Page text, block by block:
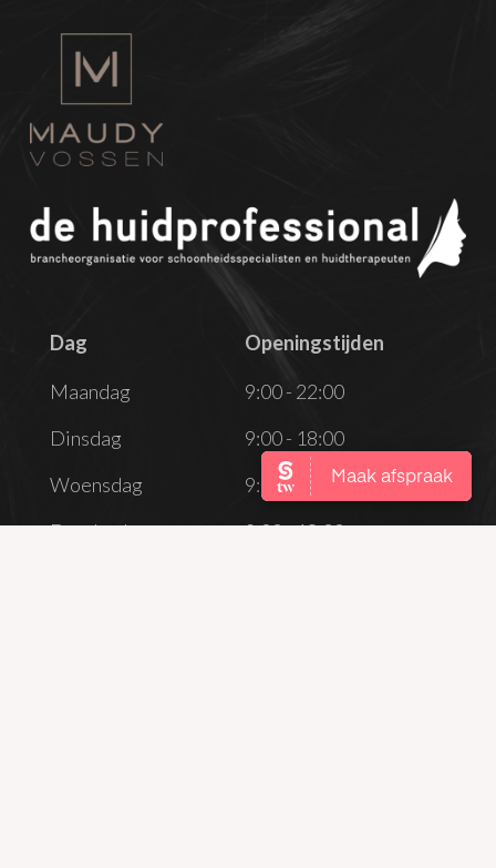
Dag
Openingstijden
Dag
Openingstijden
Maandag
9:00 - 22:00
Dinsdag
9:00 - 18:00
Woensdag
9:00 - 22:00
Donderdag
9:00 - 18:00